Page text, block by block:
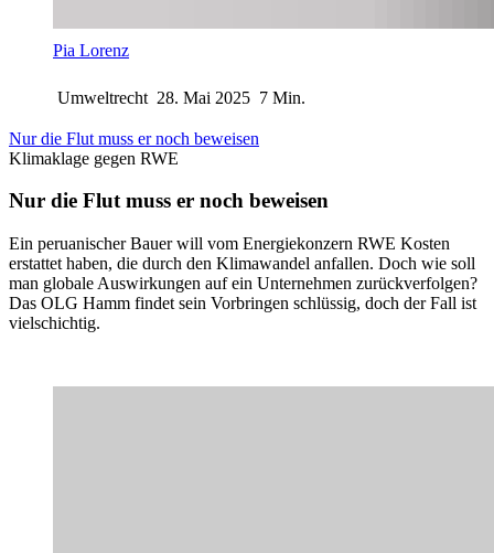
Pia Lorenz
Umweltrecht 28. Mai 2025 7 Min.
Nur die Flut muss er noch beweisen
Klimaklage gegen RWE
Nur die Flut muss er noch beweisen
Ein peruanischer Bauer will vom Energiekonzern RWE Kosten
erstattet haben, die durch den Klimawandel anfallen. Doch wie soll
man globale Auswirkungen auf ein Unternehmen zurückverfolgen?
Das OLG Hamm findet sein Vorbringen schlüssig, doch der Fall ist
vielschichtig.